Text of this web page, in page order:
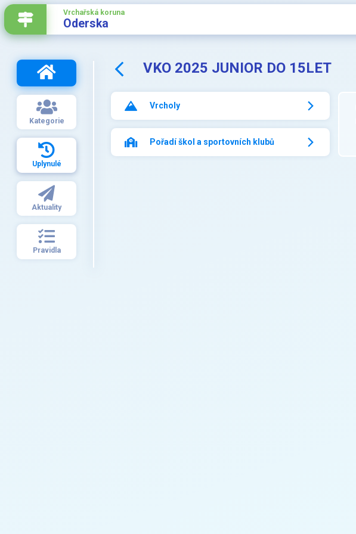
Vrchařská koruna
Oderska
Kategorie
Uplynulé
Aktuality
Pravidla
VKO 2025 JUNIOR DO 15LET
Vrcholy
Pořadí škol a sportovních klubů